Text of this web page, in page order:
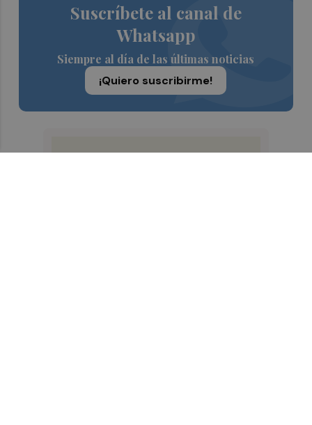
Suscríbete al canal de
Whatsapp
Siempre al día de las últimas noticias
¡Quiero suscribirme!